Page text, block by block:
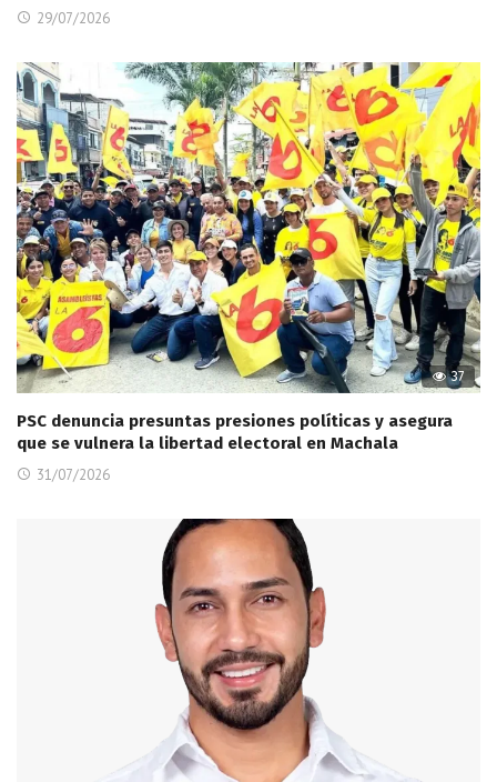
29/07/2026
37
PSC denuncia presuntas presiones políticas y asegura
que se vulnera la libertad electoral en Machala
31/07/2026